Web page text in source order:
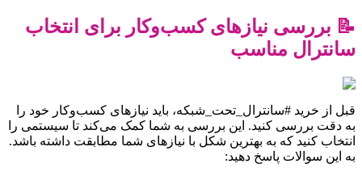
📝 بررسی نیازهای کسب‌وکار برای انتخاب
سانترال مناسب
قبل از خرید #سانترال_تحت_شبکه، باید نیازهای کسب‌وکار خود را
به دقت بررسی کنید. این بررسی به شما کمک می‌کند تا سیستمی را
انتخاب کنید که به بهترین شکل با نیازهای شما مطابقت داشته باشد.
به این سوالات پاسخ دهید: